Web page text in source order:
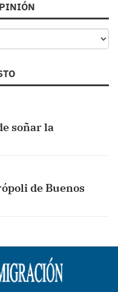
soñar la
de Buenos